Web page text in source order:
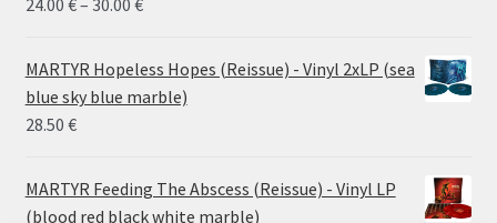
24.00 €– 30.00 €
24.00 €
through
MARTYR Hopeless Hopes (Reissue) - Vinyl 2xLP (sea
blue sky blue marble)
28.50 €
MARTYR Feeding The Abscess (Reissue) - Vinyl LP
(blood red black white marble)